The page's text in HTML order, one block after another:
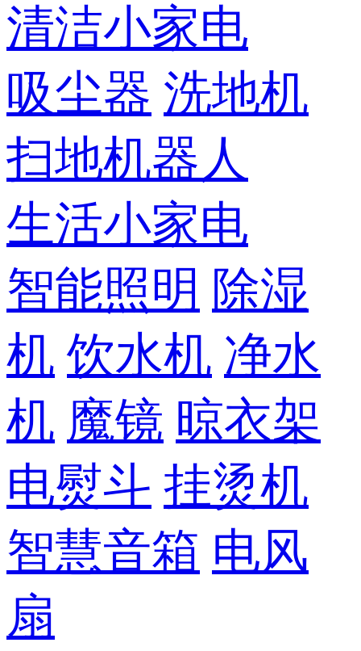
清洁小家电
吸尘器 洗地机
扫地机器人
生活小家电
智能照明 除湿
机 饮水机 净水
机 魔镜 晾衣架
电熨斗 挂烫机
智慧音箱 电风
扇